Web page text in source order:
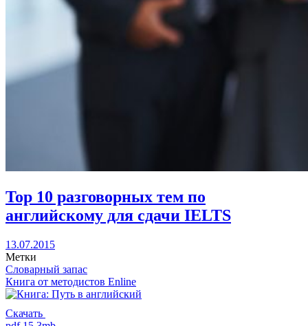
Top 10 разговорных тем по
английскому для сдачи IELTS
13.07.2015
Метки
Словарный запас
Книга от методистов Enline
Скачать